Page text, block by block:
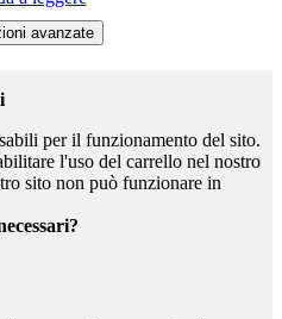
per il funzionamento del sito.
l'uso del carrello nel nostro
sito non può funzionare in